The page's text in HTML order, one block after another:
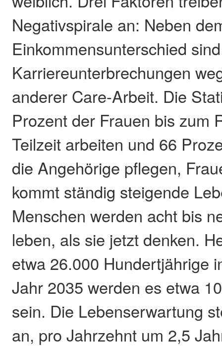
Negativspirale an: Neben
Einkommensunterschied
Karriereunterbrechungen
anderer Care-Arbeit. Die
Prozent der Frauen bis zum
Teilzeit arbeiten und 66
die Angehörige pflegen,
kommt ständig steigende
Menschen werden acht bis
leben, als sie jetzt denken.
etwa 26.000 Hundertjährige
Jahr 2035 werden es etwa
sein. Die Lebenserwartung
an, pro Jahrzehnt um 2,5